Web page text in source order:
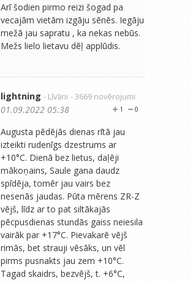
Arī šodien pirmo reizi šogad pa
vecajām vietām izgāju sēnēs. Iegāju
mežā jau sapratu , ka nekas nebūs.
Mežs lielo lietavu dēļ applūdis.
lightning - Līvāni - 3669 novērojumi
0
1
01.09.2022 05:38
Augusta pēdējās dienas rītā jau
izteikti rudenīgs dzestrums ar
+10°C. Dienā bez lietus, daļēji
mākoņains, Saule gana daudz
spīdēja, tomēr jau vairs bez
nesenās jaudas. Pūta mērens ZR-Z
vējš, līdz ar to pat siltākajās
pēcpusdienas stundās gaiss neiesila
vairāk par +17°C. Pievakarē vējš
rimās, bet strauji vēsāks, un vēl
pirms pusnakts jau zem +10°C.
Tagad skaidrs, bezvējš, t. +6°C,